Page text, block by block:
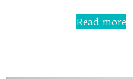
of
5
Read more